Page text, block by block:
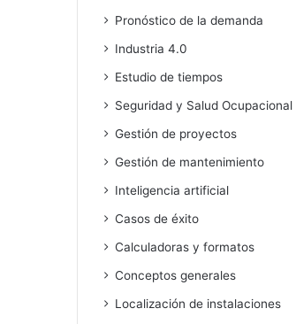
Pronóstico de la demanda
Industria 4.0
Estudio de tiempos
Seguridad y Salud Ocupacional
Gestión de proyectos
Gestión de mantenimiento
Inteligencia artificial
Casos de éxito
Calculadoras y formatos
Conceptos generales
Localización de instalaciones